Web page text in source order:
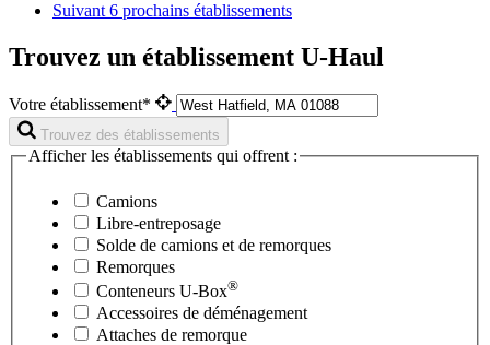
Suivant6 prochains établissements
Trouvez un établissement U-Haul
Votre établissement*
Trouvez des établissements
Afficher les établissements qui offrent :
Camions
Libre-entreposage
Solde de camions et de remorques
Remorques
Conteneurs U-Box®
Accessoires de déménagement
Attaches de remorque